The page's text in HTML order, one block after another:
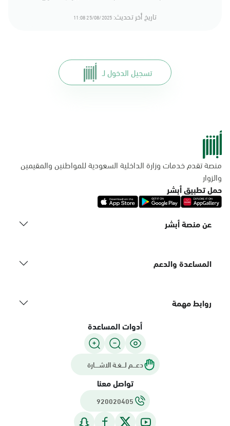
تاريخ أخر تحديث: 25/08/2025 11:08
تسجيل الدخول لـ
منصة تقدم خدمات وزارة الداخلية السعودية للمواطنين والمقيمين
والزوار
حمل تطبيق أبشر
عن منصة أبشر
المساعدة والدعم
روابط مهمة
أدوات المساعدة
دعـــم لـــغـة الاشــــارة
تواصل معنا
920020405